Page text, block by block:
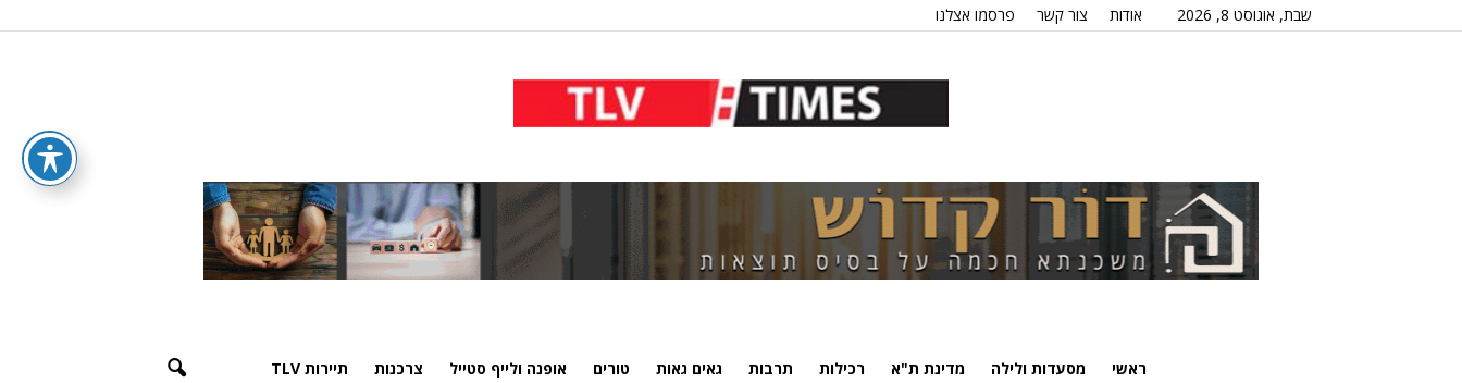
שבת, אוגוסט 8, 2026 אודות צור קשר פרסמו אצלנו
ראשי מסעדות ולילה מדינת ת"א רכילות תרבות גאים גאות טורים אופנה ולייף סטייל צרכנות תיירות TLV